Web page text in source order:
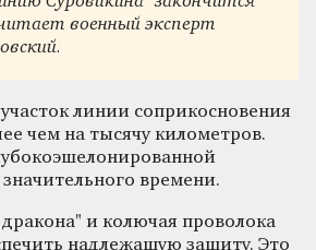
военный эксперт
линии соприкосновения
чем на тысячу километров.
времени.
и колючая проволока
надлежащую защиту. Это